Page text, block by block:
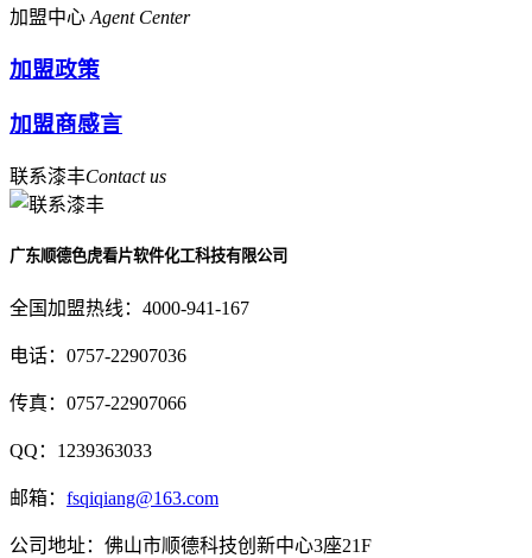
加盟中心 Agent Center
加盟政策
加盟商感言
联系漆丰Contact us
广东顺德色虎看片软件化工科技有限公司
全国加盟热线： 4000-941-167
电话： 0757-22907036
传真： 0757-22907066
QQ： 1239363033
邮箱： fsqiqiang@163.com
公司地址： 佛山市顺德科技创新中心3座21F